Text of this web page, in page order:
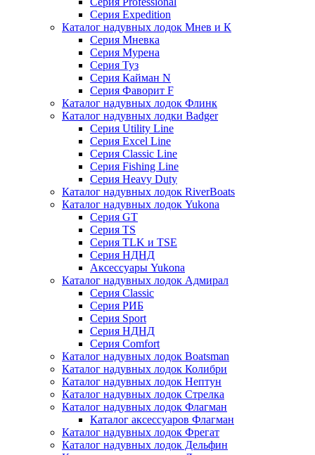
Серия Expedition
Каталог надувных лодок Мнев и К
Серия Мневка
Серия Мурена
Серия Туз
Серия Кайман N
Серия Фаворит F
Каталог надувных лодок Флинк
Каталог надувных лодки Badger
Серия Utility Line
Серия Excel Line
Серия Classic Line
Серия Fishing Line
Серия Heavy Duty
Каталог надувных лодок RiverBoats
Каталог надувных лодок Yukona
Серия GT
Серия TS
Серия TLK и TSE
Серия НДНД
Аксессуары Yukona
Каталог надувных лодок Адмирал
Серия Classic
Серия РИБ
Серия Sport
Серия НДНД
Серия Comfort
Каталог надувных лодок Boatsman
Каталог надувных лодок Колибри
Каталог надувных лодок Нептун
Каталог надувных лодок Стрелка
Каталог надувных лодок Флагман
Каталог аксессуаров Флагман
Каталог надувных лодок Фрегат
Каталог надувных лодок Дельфин